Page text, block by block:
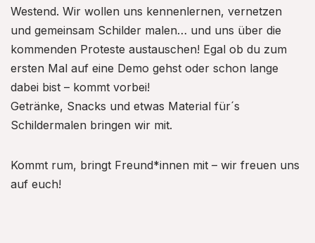
Westend. Wir wollen uns kennenlernen, vernetzen
und gemeinsam Schilder malen… und uns über die
kommenden Proteste austauschen! Egal ob du zum
ersten Mal auf eine Demo gehst oder schon lange
dabei bist – kommt vorbei!
Getränke, Snacks und etwas Material für´s
Schildermalen bringen wir mit.
Kommt rum, bringt Freund*innen mit – wir freuen uns
auf euch!